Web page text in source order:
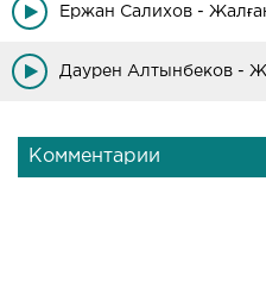
Ержан Салихов -
Даурен Алтынбеков -
Комментарии